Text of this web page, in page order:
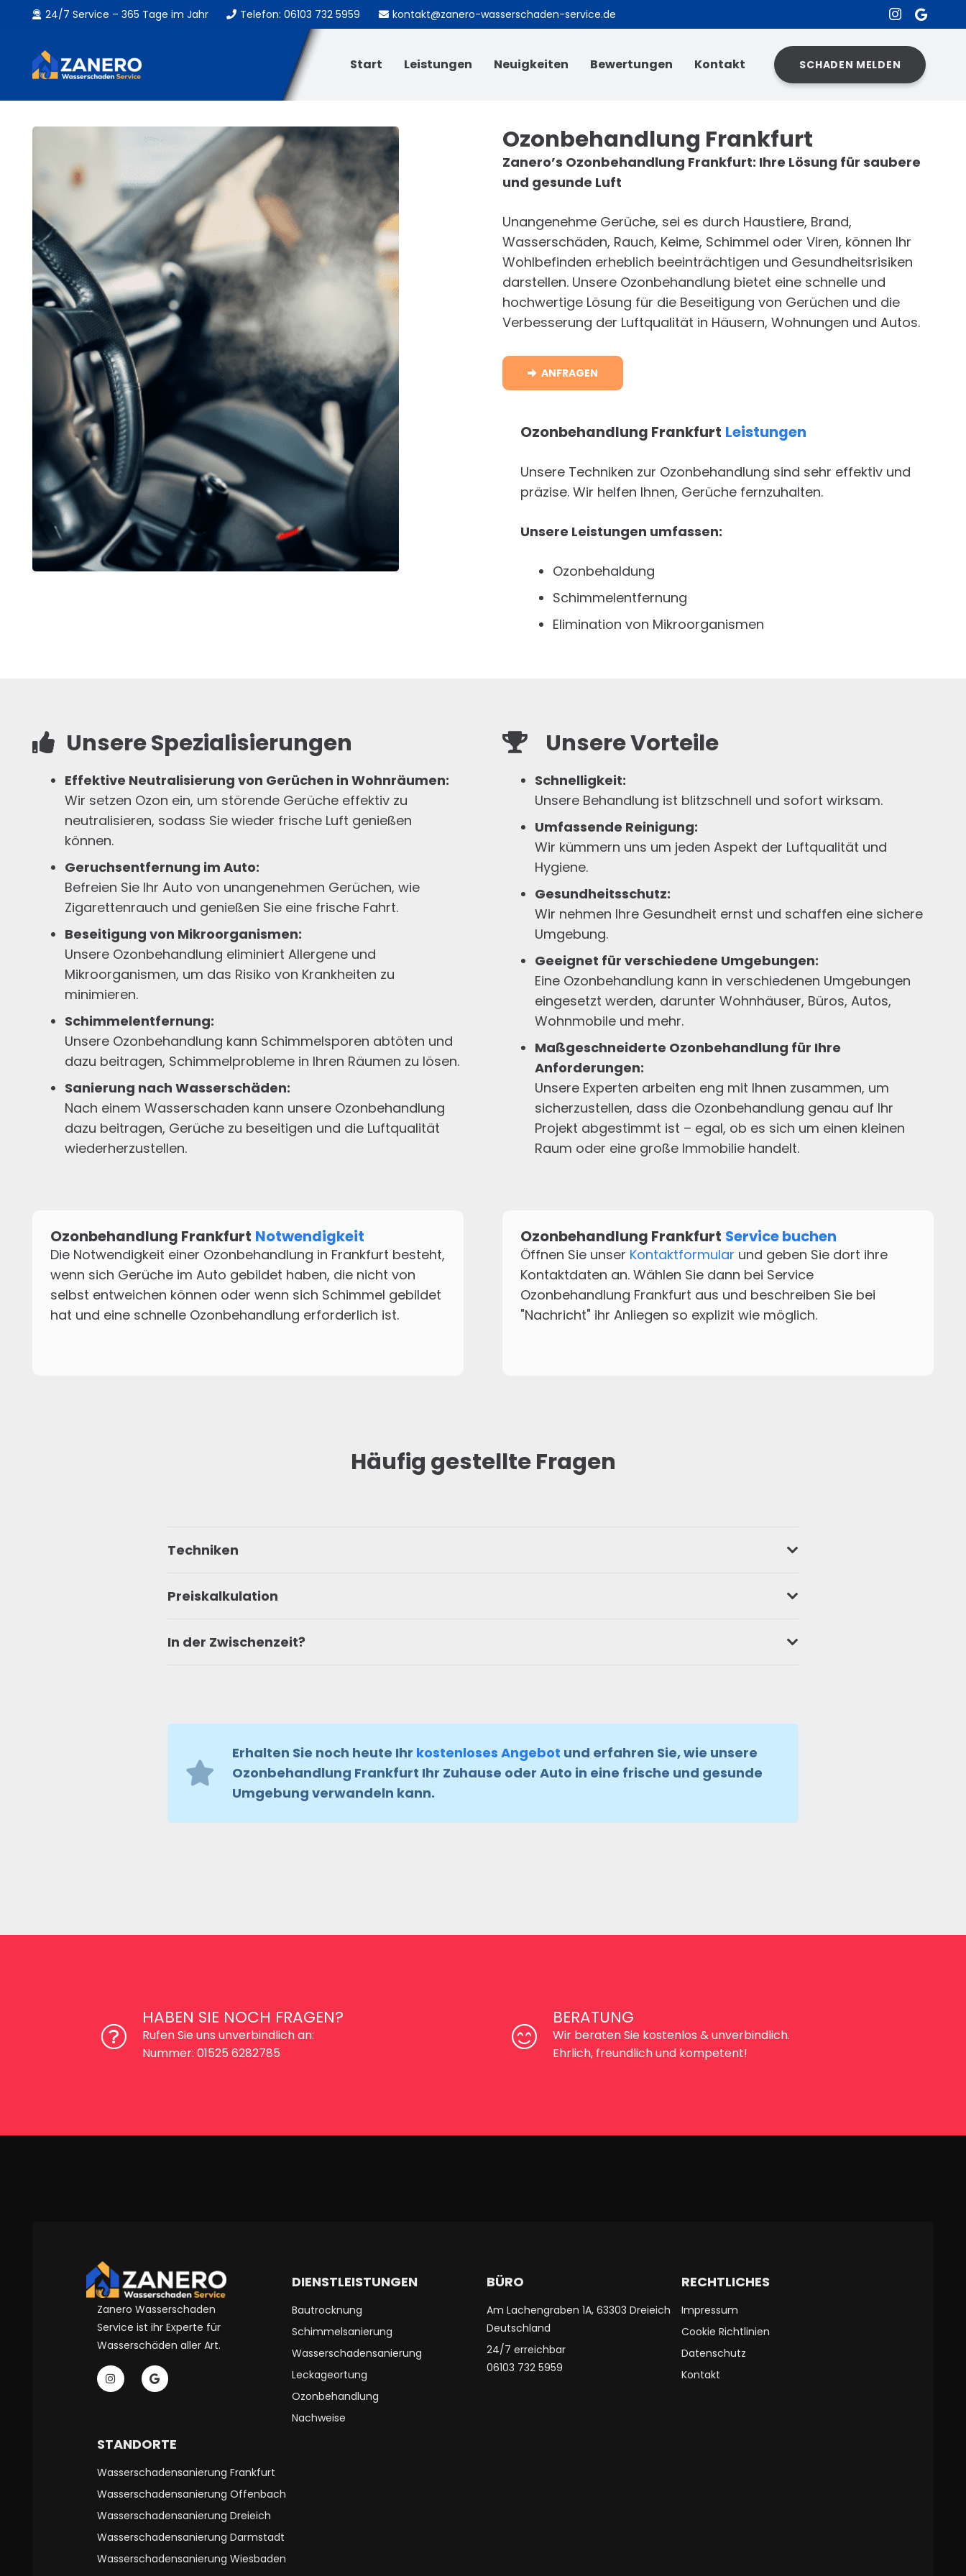
24/7 Service – 365 Tage im Jahr Telefon: 06103 732 5959 kontakt@zanero-wasserschaden-service.de
Start Leistungen Neuigkeiten Bewertungen Kontakt SCHADEN MELDEN
Ozonbehandlung Frankfurt
Zanero’s Ozonbehandlung Frankfurt: Ihre Lösung für saubere
und gesunde Luft
Unangenehme Gerüche, sei es durch Haustiere, Brand,
Wasserschäden, Rauch, Keime, Schimmel oder Viren, können Ihr
Wohlbefinden erheblich beeinträchtigen und Gesundheitsrisiken
darstellen. Unsere Ozonbehandlung bietet eine schnelle und
hochwertige Lösung für die Beseitigung von Gerüchen und die
Verbesserung der Luftqualität in Häusern, Wohnungen und Autos.
ANFRAGEN
Ozonbehandlung Frankfurt Leistungen
Unsere Techniken zur Ozonbehandlung sind sehr effektiv und
präzise. Wir helfen Ihnen, Gerüche fernzuhalten.
Unsere Leistungen umfassen:
Ozonbehaldung
Schimmelentfernung
Elimination von Mikroorganismen
Unsere Spezialisierungen
Effektive Neutralisierung von Gerüchen in Wohnräumen:
Wir setzen Ozon ein, um störende Gerüche effektiv zu
neutralisieren, sodass Sie wieder frische Luft genießen
können.
Geruchsentfernung im Auto:
Befreien Sie Ihr Auto von unangenehmen Gerüchen, wie
Zigarettenrauch und genießen Sie eine frische Fahrt.
Beseitigung von Mikroorganismen:
Unsere Ozonbehandlung eliminiert Allergene und
Mikroorganismen, um das Risiko von Krankheiten zu
minimieren.
Schimmelentfernung:
Unsere Ozonbehandlung kann Schimmelsporen abtöten und
dazu beitragen, Schimmelprobleme in Ihren Räumen zu lösen.
Sanierung nach Wasserschäden:
Nach einem Wasserschaden kann unsere Ozonbehandlung
dazu beitragen, Gerüche zu beseitigen und die Luftqualität
wiederherzustellen.
Unsere Vorteile
Schnelligkeit:
Unsere Behandlung ist blitzschnell und sofort wirksam.
Umfassende Reinigung:
Wir kümmern uns um jeden Aspekt der Luftqualität und
Hygiene.
Gesundheitsschutz:
Wir nehmen Ihre Gesundheit ernst und schaffen eine sichere
Umgebung.
Geeignet für verschiedene Umgebungen:
Eine Ozonbehandlung kann in verschiedenen Umgebungen
eingesetzt werden, darunter Wohnhäuser, Büros, Autos,
Wohnmobile und mehr.
Maßgeschneiderte Ozonbehandlung für Ihre
Anforderungen:
Unsere Experten arbeiten eng mit Ihnen zusammen, um
sicherzustellen, dass die Ozonbehandlung genau auf Ihr
Projekt abgestimmt ist – egal, ob es sich um einen kleinen
Raum oder eine große Immobilie handelt.
Ozonbehandlung Frankfurt Notwendigkeit
Die Notwendigkeit einer Ozonbehandlung in Frankfurt besteht,
wenn sich Gerüche im Auto gebildet haben, die nicht von
selbst entweichen können oder wenn sich Schimmel gebildet
hat und eine schnelle Ozonbehandlung erforderlich ist.
Ozonbehandlung Frankfurt Service buchen
Öffnen Sie unser Kontaktformular und geben Sie dort ihre
Kontaktdaten an. Wählen Sie dann bei Service
Ozonbehandlung Frankfurt aus und beschreiben Sie bei
"Nachricht" ihr Anliegen so explizit wie möglich.
Häufig gestellte Fragen
Techniken
Preiskalkulation
In der Zwischenzeit?
Erhalten Sie noch heute Ihr kostenloses Angebot und erfahren Sie, wie unsere
Ozonbehandlung Frankfurt Ihr Zuhause oder Auto in eine frische und gesunde
Umgebung verwandeln kann.
HABEN SIE NOCH FRAGEN?
Rufen Sie uns unverbindlich an:
Nummer: 01525 6282785
BERATUNG
Wir beraten Sie kostenlos & unverbindlich.
Ehrlich, freundlich und kompetent!
Zanero Wasserschaden
Service ist ihr Experte für
Wasserschäden aller Art.
DIENSTLEISTUNGEN
Bautrocknung
Schimmelsanierung
Wasserschadensanierung
Leckageortung
Ozonbehandlung
Nachweise
BÜRO
Am Lachengraben 1A, 63303 Dreieich
Deutschland
24/7 erreichbar
06103 732 5959
RECHTLICHES
Impressum
Cookie Richtlinien
Datenschutz
Kontakt
STANDORTE
Wasserschadensanierung Frankfurt
Wasserschadensanierung Offenbach
Wasserschadensanierung Dreieich
Wasserschadensanierung Darmstadt
Wasserschadensanierung Wiesbaden